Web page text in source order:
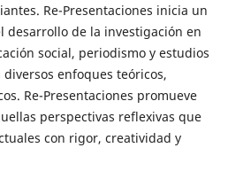
Re-Presentaciones inicia un
desarrollo de la investigación en
social, periodismo y estudios
enfoques teóricos,
Re-Presentaciones promueve
perspectivas reflexivas que
con rigor, creatividad y